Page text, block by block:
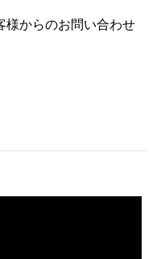
様からのお問い合わせ